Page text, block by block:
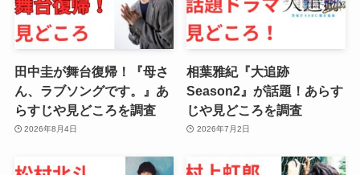
田中圭が舞台復帰！『母さ
ん、ラブソングです。』あ
らすじや見どころを調査
2026年8月4日
相葉雅紀『大追跡
Season2』が話題！あらす
じや見どころを調査
2026年7月2日